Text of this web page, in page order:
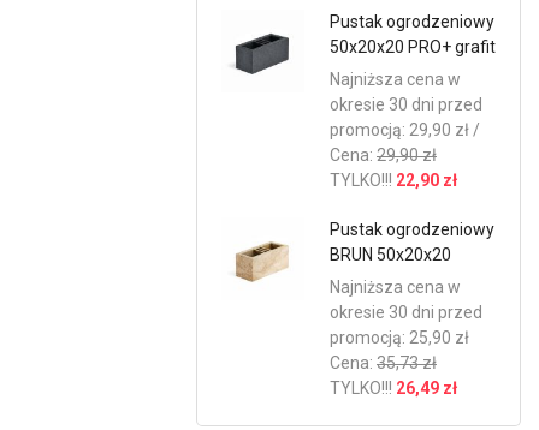
Pustak ogrodzeniowy
50x20x20 PRO+ grafit
Najniższa cena w
okresie 30 dni przed
promocją: 29,90 zł /
Cena: 29,90 zł
TYLKO!!! 22,90 zł
Pustak ogrodzeniowy
BRUN 50x20x20
Najniższa cena w
okresie 30 dni przed
promocją: 25,90 zł
Cena: 35,73 zł
TYLKO!!! 26,49 zł